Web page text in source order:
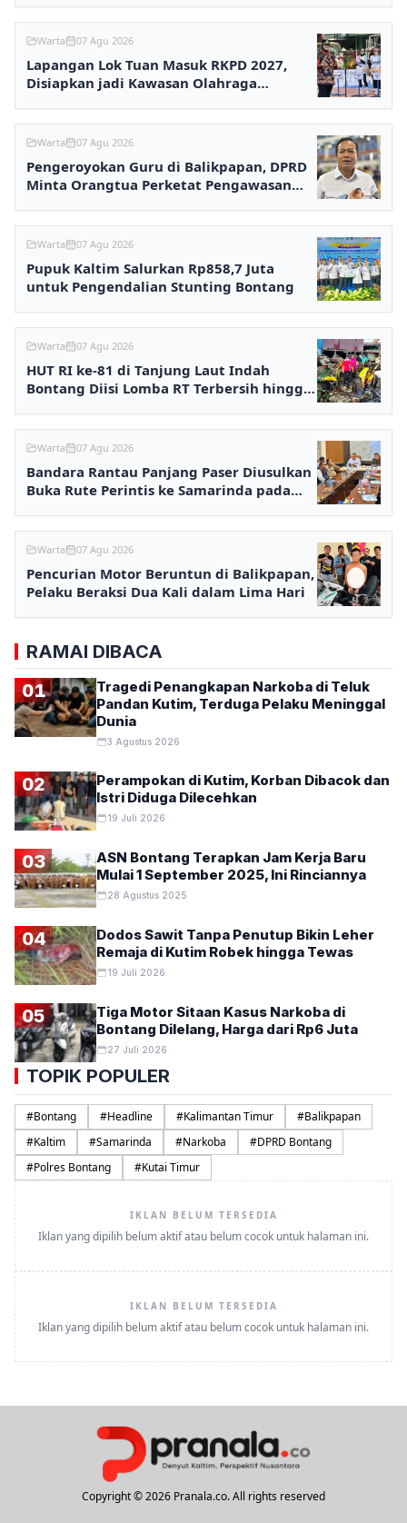
Warta 07 Agu 2026
Lapangan Lok Tuan Masuk RKPD 2027,
Disiapkan jadi Kawasan Olahraga
Warta 07 Agu 2026
Pengeroyokan Guru di Balikpapan, DPRD
Minta Orangtua Perketat Pengawasan
Warta 07 Agu 2026
Pupuk Kaltim Salurkan Rp858,7 Juta
untuk Pengendalian Stunting Bontang
Warta 07 Agu 2026
HUT RI ke-81 di Tanjung Laut Indah
Bontang Diisi Lomba RT Terbersih hingga
Warta 07 Agu 2026
Bandara Rantau Panjang Paser Diusulkan
Buka Rute Perintis ke Samarinda pada
Warta 07 Agu 2026
Pencurian Motor Beruntun di Balikpapan,
Pelaku Beraksi Dua Kali dalam Lima Hari
RAMAI DIBACA
01
Tragedi Penangkapan Narkoba di Teluk
Pandan Kutim, Terduga Pelaku Meninggal
Dunia
3 Agustus 2026
02
Perampokan di Kutim, Korban Dibacok dan
Istri Diduga Dilecehkan
19 Juli 2026
03
ASN Bontang Terapkan Jam Kerja Baru
Mulai 1 September 2025, Ini Rinciannya
28 Agustus 2025
04
Dodos Sawit Tanpa Penutup Bikin Leher
Remaja di Kutim Robek hingga Tewas
19 Juli 2026
05
Tiga Motor Sitaan Kasus Narkoba di
Bontang Dilelang, Harga dari Rp6 Juta
27 Juli 2026
TOPIK POPULER
#Bontang #Headline #Kalimantan Timur #Balikpapan
#Kaltim #Samarinda #Narkoba #DPRD Bontang
#Polres Bontang #Kutai Timur
IKLAN BELUM TERSEDIA
Iklan yang dipilih belum aktif atau belum cocok untuk halaman ini.
IKLAN BELUM TERSEDIA
Iklan yang dipilih belum aktif atau belum cocok untuk halaman ini.
Copyright © 2026 Pranala.co. All rights reserved